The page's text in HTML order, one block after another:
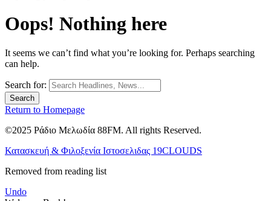
Oops! Nothing here
It seems we can’t find what you’re looking for. Perhaps searching
can help.
Search for:
Return to Homepage
©2025 Ράδιο Μελωδία 88FM. All rights Reserved.
Κατασκευή & Φιλοξενία Ιστοσελιδας 19CLOUDS
Removed from reading list
Undo